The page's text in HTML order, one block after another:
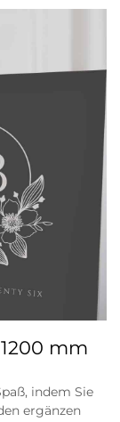
mm
indem Sie
ergänzen